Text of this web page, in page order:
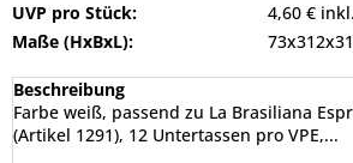
UVP pro Stück:
4,60 €
Maße (HxBxL):
Beschreibung
Farbe weiß, passend zu La Brasiliana
(Artikel 1291), 12 Untertassen pro VPE,...